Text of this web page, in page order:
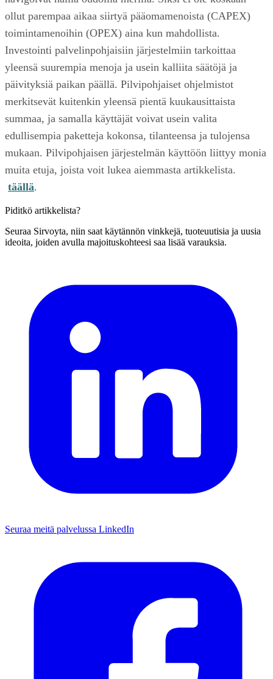
ollut parempaa aikaa siirtyä pääomamenoista (CAPEX)
toimintamenoihin (OPEX) aina kun mahdollista.
Investointi palvelinpohjaisiin järjestelmiin tarkoittaa
yleensä suurempia menoja ja usein kalliita säätöjä ja
päivityksiä paikan päällä. Pilvipohjaiset ohjelmistot
merkitsevät kuitenkin yleensä pientä kuukausittaista
summaa, ja samalla käyttäjät voivat usein valita
edullisempia paketteja kokonsa, tilanteensa ja tulojensa
mukaan. Pilvipohjaisen järjestelmän käyttöön liittyy monia
muita etuja, joista voit lukea aiemmasta artikkelista.
täällä.
Piditkö artikkelista?
Seuraa Sirvoyta, niin saat käytännön vinkkejä, tuoteuutisia ja uusia
ideoita, joiden avulla majoituskohteesi saa lisää varauksia.
Seuraa meitä palvelussa LinkedIn